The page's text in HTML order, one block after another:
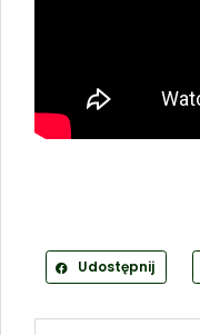
Udostępnij